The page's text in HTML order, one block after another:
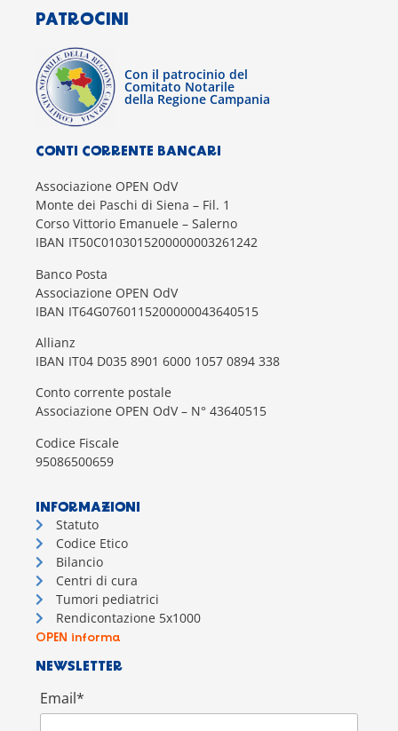
PATROCINI
Con il patrocinio del
Comitato Notarile
della Regione Campania
CONTI CORRENTE BANCARI
Associazione OPEN OdV
Monte dei Paschi di Siena – Fil. 1
Corso Vittorio Emanuele – Salerno
IBAN IT50C0103015200000003261242
Banco Posta
Associazione OPEN OdV
IBAN IT64G0760115200000043640515
Allianz
IBAN IT04 D035 8901 6000 1057 0894 338
Conto corrente postale
Associazione OPEN OdV – N° 43640515
Codice Fiscale
95086500659
INFORMAZIONI
Statuto
Codice Etico
Bilancio
Centri di cura
Tumori pediatrici
Rendicontazione 5x1000
OPEN informa
NEWSLETTER
Email*